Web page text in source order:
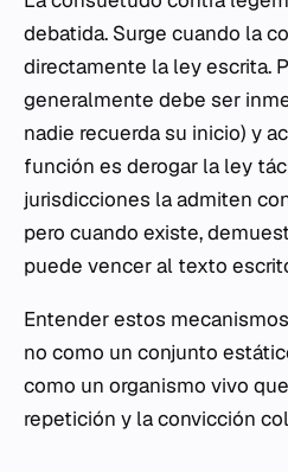
debatida. Surge cuando la
directamente la ley escrita.
generalmente debe ser
nadie recuerda su inicio) y
función es derogar la ley
jurisdicciones la admiten
pero cuando existe,
puede vencer al texto
Entender estos
no como un conjunto
como un organismo vivo
repetición y la convicción